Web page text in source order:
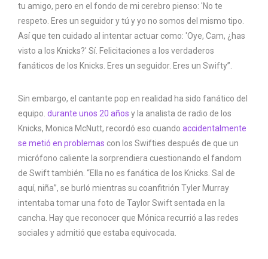
tu amigo, pero en el fondo de mi cerebro pienso: 'No te
respeto. Eres un seguidor y tú y yo no somos del mismo tipo.
Así que ten cuidado al intentar actuar como: 'Oye, Cam, ¿has
visto a los Knicks?' Sí. Felicitaciones a los verdaderos
fanáticos de los Knicks. Eres un seguidor. Eres un Swifty”.
Sin embargo, el cantante pop en realidad ha sido fanático del
equipo. durante unos 20 años y la analista de radio de los
Knicks, Monica McNutt, recordó eso cuando accidentalmente
se metió en problemas con los Swifties después de que un
micrófono caliente la sorprendiera cuestionando el fandom
de Swift también. “Ella no es fanática de los Knicks. Sal de
aquí, niña”, se burló mientras su coanfitrión Tyler Murray
intentaba tomar una foto de Taylor Swift sentada en la
cancha. Hay que reconocer que Mónica recurrió a las redes
sociales y admitió que estaba equivocada.